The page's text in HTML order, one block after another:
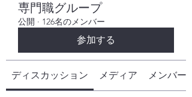
専門職グループ
公開 · 126名のメンバー
参加する
ディスカッション メディア メンバー